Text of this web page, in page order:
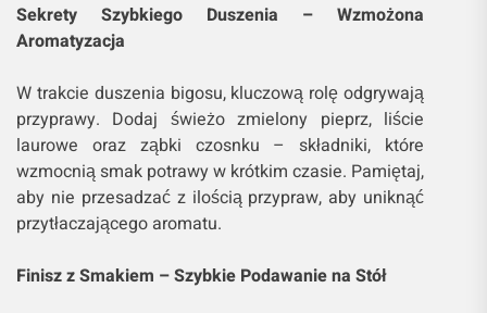
Sekrety Szybkiego Duszenia – Wzmożona
Aromatyzacja
W trakcie duszenia bigosu, kluczową rolę odgrywają
przyprawy. Dodaj świeżo zmielony pieprz, liście
laurowe oraz ząbki czosnku – składniki, które
wzmocnią smak potrawy w krótkim czasie. Pamiętaj,
aby nie przesadzać z ilością przypraw, aby uniknąć
przytłaczającego aromatu.
Finisz z Smakiem – Szybkie Podawanie na Stół